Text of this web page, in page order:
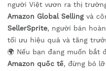
người Việt vươn ra thị
Amazon Global Selling và
SellerSprite, người bán
tối ưu hiệu quả và tăng
🌍 Nếu bạn đang muốn bắt
Amazon quốc tế, đừng bỏ